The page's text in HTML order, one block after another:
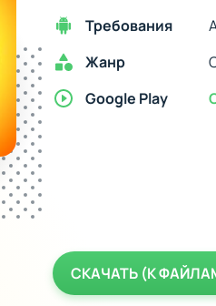
Требования
Жанр
Google Play
СКАЧАТЬ (К